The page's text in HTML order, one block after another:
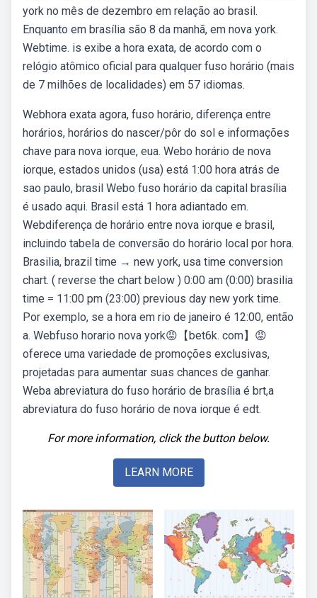
york no mês de dezembro em relação ao brasil.
Enquanto em brasília são 8 da manhã, em nova york.
Webtime. is exibe a hora exata, de acordo com o
relógio atômico oficial para qualquer fuso horário (mais
de 7 milhões de localidades) em 57 idiomas.
Webhora exata agora, fuso horário, diferença entre
horários, horários do nascer/pôr do sol e informações
chave para nova iorque, eua. Webo horário de nova
iorque, estados unidos (usa) está 1:00 hora atrás de
sao paulo, brasil Webo fuso horário da capital brasília
é usado aqui. Brasil está 1 hora adiantado em.
Webdiferença de horário entre nova iorque e brasil,
incluindo tabela de conversão do horário local por hora.
Brasilia, brazil time → new york, usa time conversion
chart. ( reverse the chart below ) 0:00 am (0:00) brasilia
time = 11:00 pm (23:00) previous day new york time.
Por exemplo, se a hora em rio de janeiro é 12:00, então
a. Webfuso horario nova york😡【bet6k. com】😡
oferece uma variedade de promoções exclusivas,
projetadas para aumentar suas chances de ganhar.
Weba abreviatura do fuso horário de brasília é brt,a
abreviatura do fuso horário de nova iorque é edt.
For more information, click the button below.
LEARN MORE